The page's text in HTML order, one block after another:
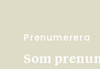
Prenumerera
Som